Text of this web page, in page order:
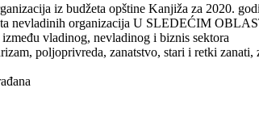
iz budžeta opštine Kanjiža za 2020.
nevladinih organizacija U SLEDEĆIM
vladinog, nevladinog i biznis sektora
poljoprivreda, zanatstvo, stari i retki zanati,